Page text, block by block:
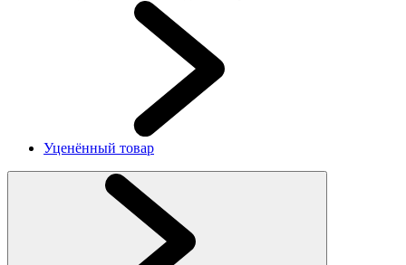
Уценённый товар